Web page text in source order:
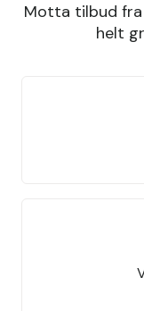
Motta tilbud fra
helt